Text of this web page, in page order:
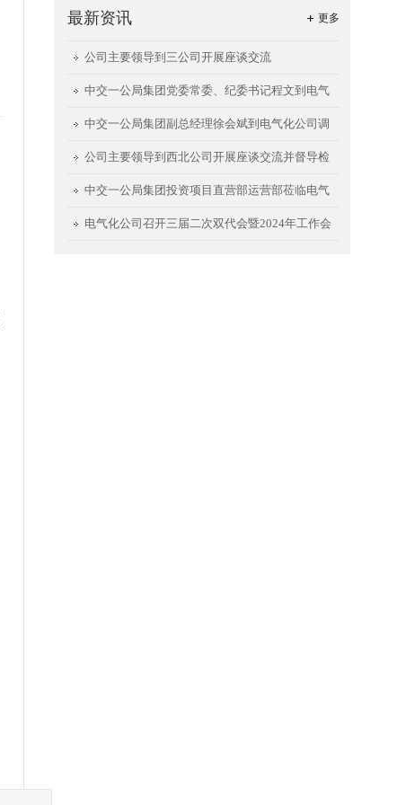
更多
最新资讯
公司主要领导到三公司开展座谈交流
中交一公局集团党委常委、纪委书记程文到电气
化公司调研指导
中交一公局集团副总经理徐会斌到电气化公司调
研指导工作
公司主要领导到西北公司开展座谈交流并督导检
查西安航天城项目
中交一公局集团投资项目直营部运营部莅临电气
化公司开展座谈交流
电气化公司召开三届二次双代会暨2024年工作会